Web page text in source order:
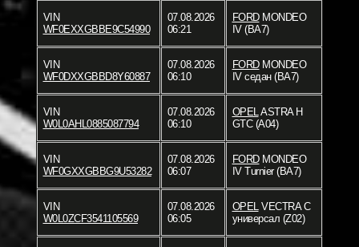
VIN
WF0EXXGBBE9C54990
07.08.2026
06:21
FORDMONDEO
IV (BA7)
VIN
WF0DXXGBBD8Y60887
07.08.2026
06:10
FORDMONDEO
IV седан (BA7)
VIN
W0L0AHL0885087794
07.08.2026
06:10
OPELASTRA H
GTC (A04)
VIN
WF0GXXGBBG9U53282
07.08.2026
06:07
FORDMONDEO
IV Turnier (BA7)
VIN
W0L0ZCF3541105569
07.08.2026
06:05
OPELVECTRA C
универсал (Z02)